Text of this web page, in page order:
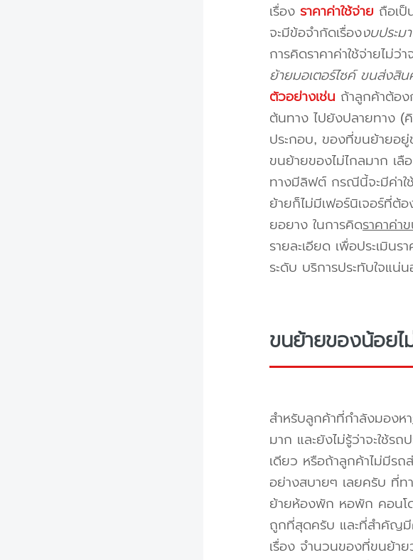
เรื่อง ราคาค่าใช้จ่าย ถือเป็
จะมีข้อจำกัดเรื่องงบประม
การคิดราคาค่าใช้จ่ายไม่ว่
ย้ายมอเตอร์ไซค์ ขนส่งสิ
ตัวอย่างเช่น ถ้าลูกค้าต้อง
ต้นทาง ไปยังปลายทาง (
ประกอบ, ของที่ขนย้ายอยู่
ขนย้ายของไม่ไกลมาก เ
ทางมีลิฟต์ กรณีนี้จะมีค่าใ
ย้ายก็ไม่มีเฟอร์นิเจอร์ที่ต้อ
ยอยาง ในการคิดราคาค่า
รายละเอียด เพื่อประเมิน
ระดับ บริการประทับใจแน่
ขนย้ายของน้อยไ
สำหรับลูกค้าที่กำลังมองหา
มาก และยังไม่รู้ว่าจะใช้ร
เดียว หรือถ้าลูกค้าไม่มีรถ
อย่างสบายๆ เลยครับ ที่ท
ย้ายห้องพัก หอพัก คอนโด
ถูกที่สุดครับ และที่สำคัญมี
เรื่อง จำนวนของที่ขนย้า